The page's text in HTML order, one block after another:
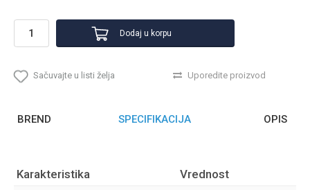
Dodaj u korpu
Sačuvajte u listi želja Uporedite proizvod
BREND SPECIFIKACIJA OPIS
Karakteristika
Vrednost